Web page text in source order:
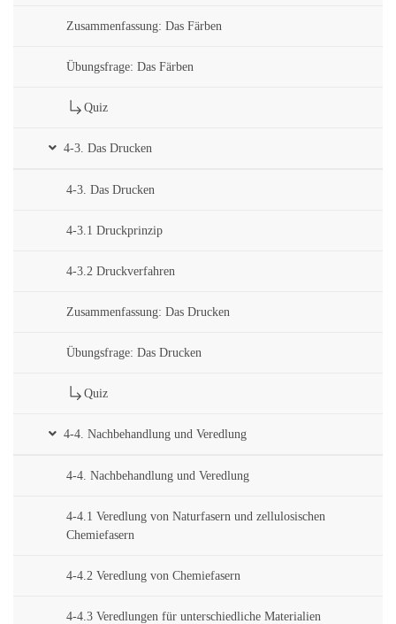
Zusammenfassung: Das Färben
Übungsfrage: Das Färben
Quiz
4-3. Das Drucken
4-3. Das Drucken
4-3.1 Druckprinzip
4-3.2 Druckverfahren
Zusammenfassung: Das Drucken
Übungsfrage: Das Drucken
Quiz
4-4. Nachbehandlung und Veredlung
4-4. Nachbehandlung und Veredlung
4-4.1 Veredlung von Naturfasern und zellulosischen
Chemiefasern
4-4.2 Veredlung von Chemiefasern
4-4.3 Veredlungen für unterschiedliche Materialien